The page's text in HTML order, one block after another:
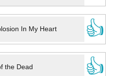
In My Heart
👍
the Dead
👍